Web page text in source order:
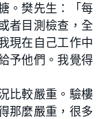
。樊先生：「每
者目測檢查，全
現在自己工作中
予他們。我覺得
比較嚴重。驗樓
那麼嚴重，很多